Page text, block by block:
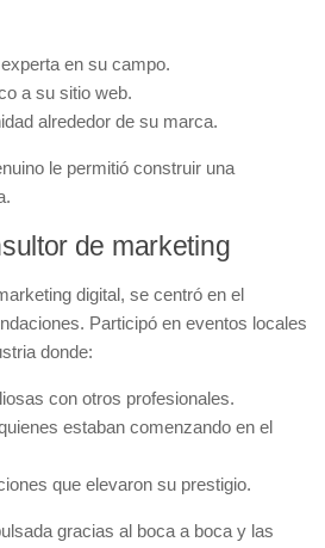
en su campo.
a su sitio web.
alrededor de su marca.
le permitió construir una
de marketing
digital, se centró en el
Participó en eventos locales
donde:
con otros profesionales.
estaban comenzando en el
que elevaron su prestigio.
gracias al boca a boca y las